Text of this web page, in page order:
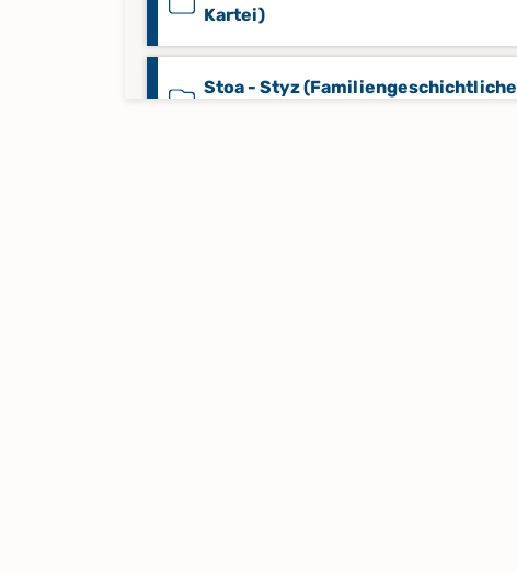
Kartei)
Stoa - Styz (Familiengeschichtliche